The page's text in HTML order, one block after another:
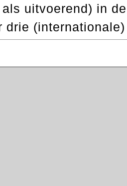
uitvoerend) in
drie